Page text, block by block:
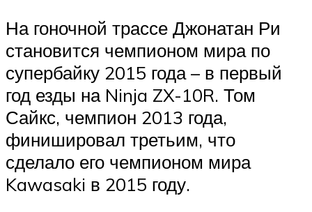
На гоночной трассе Джонатан Ри
становится чемпионом мира по
супербайку 2015 года – в первый
год езды на Ninja ZX-10R. Том
Сайкс, чемпион 2013 года,
финишировал третьим, что
сделало его чемпионом мира
Kawasaki в 2015 году.